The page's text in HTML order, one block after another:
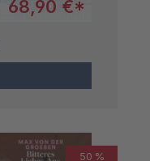
Verkaufspreis:
68,90 €*
50 %